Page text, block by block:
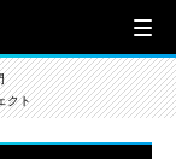
クト